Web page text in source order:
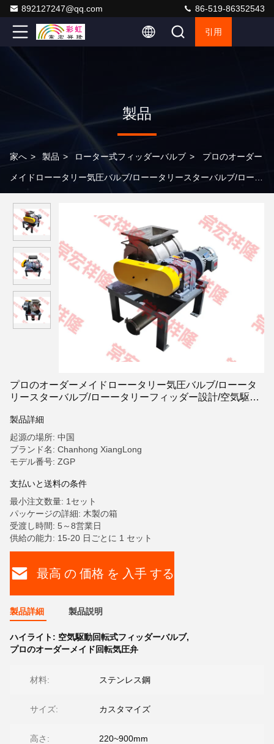
892127247@qq.com 86-519-86352543
引用
製品
家へ > 製品 > ローター式フィッダーバルブ > プロのオーダー
メイドローータリー気圧バルブ/ローータリースターバルブ/ローー
プロのオーダーメイドローータリー気圧バルブ/ローータ
リースターバルブ/ローータリーフィッダー設計/空気駆動
製品詳細
起源の場所: 中国
ブランド名: Chanhong XiangLong
モデル番号: ZGP
支払いと送料の条件
最小注文数量: 1セット
パッケージの詳細: 木製の箱
受渡し時間: 5～8営業日
供給の能力: 15-20 日ごとに 1 セット
最高 の 価格 を 入手 する
製品詳細 製品説明
ハイライト: 空気駆動回転式フィッダーバルブ,
プロのオーダーメイド回転気圧弁
材料: ステンレス鋼
サイズ: カスタマイズ
高さ: 220~900mm